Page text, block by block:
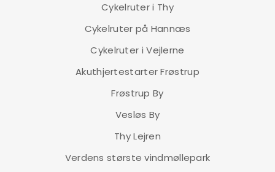
Cykelruter i Thy
Cykelruter på Hannæs
Cykelruter i Vejlerne
Akuthjertestarter Frøstrup
Frøstrup By
Vesløs By
Thy Lejren
Verdens største vindmøllepark